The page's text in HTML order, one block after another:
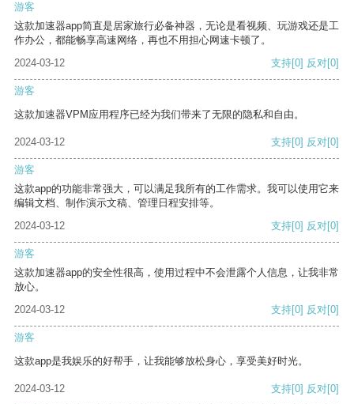
游客
这款加速器app简直是居家旅行必备神器，无论是看视频、玩游戏还是工
作办公，都能畅享高速网络，再也不用担心网速卡顿了。
2024-03-12
支持[0] 反对[0]
游客
这款加速器VPM应用程序已经为我们带来了无限的隐私和自由。
2024-03-12 支持[0] 反对[0]
游客
这款app的功能非常强大，可以满足我所有的工作需求。我可以使用它来
编辑文档、制作演示文稿、管理日程安排等。
2024-03-12
支持[0] 反对[0]
游客
这款加速器app的安全性很高，使用过程中不会泄露个人信息，让我非常
放心。
2024-03-12
支持[0] 反对[0]
游客
这款app是我娱乐的好帮手，让我能够放松身心，享受美好时光。
2024-03-12 支持[0] 反对[0]